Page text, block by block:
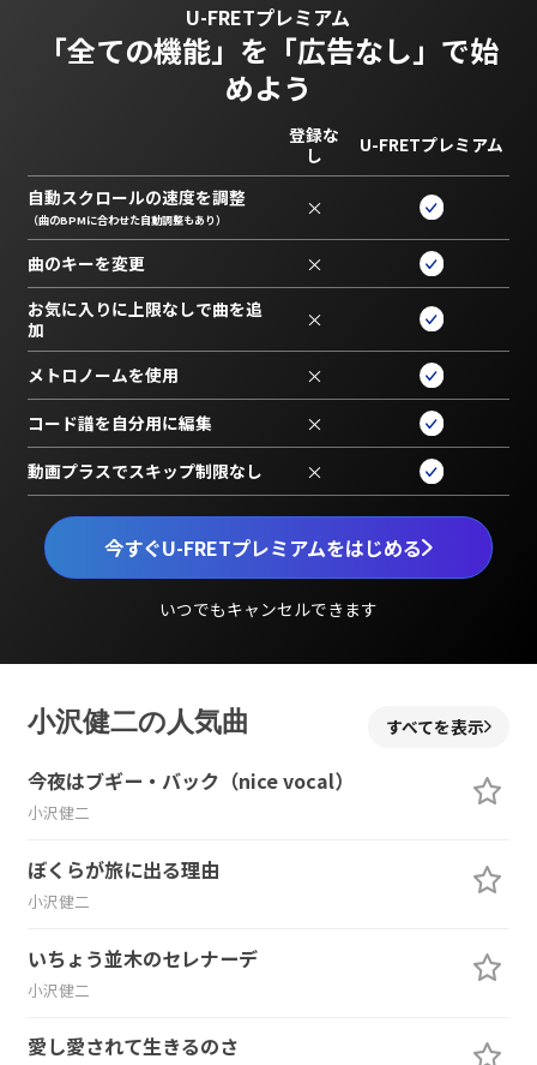
U-FRETプレミアム
「全ての機能」を 「広告なし」で始
めよう
今すぐU-FRETプレミアムをはじめる
いつでもキャンセルできます
登録な
し
U-FRETプレミアム
自動スクロールの速度を調整
（曲のBPMに合わせた自動調整もあり） ×
曲のキーを変更 ×
お気に入りに上限なしで曲を追
加
×
メトロノームを使用 ×
コード譜を自分用に編集 ×
動画プラスでスキップ制限なし ×
小沢健二の人気曲 すべてを表示
今夜はブギー・バック（nice vocal）
小沢健二
ぼくらが旅に出る理由
小沢健二
いちょう並木のセレナーデ
小沢健二
愛し愛されて生きるのさ